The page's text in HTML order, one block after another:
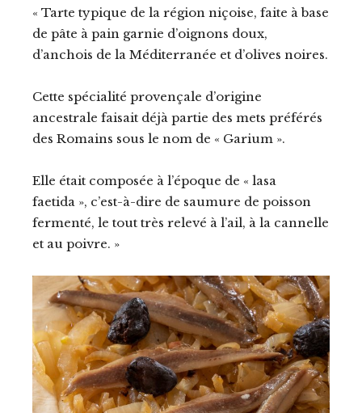
« Tarte typique de la région niçoise, faite à base
de pâte à pain garnie d’oignons doux,
d’anchois de la Méditerranée et d’olives noires.
Cette spécialité provençale d’origine
ancestrale faisait déjà partie des mets préférés
des Romains sous le nom de « Garium ».
Elle était composée à l’époque de « lasa
faetida », c’est-à-dire de saumure de poisson
fermenté, le tout très relevé à l’ail, à la cannelle
et au poivre. »